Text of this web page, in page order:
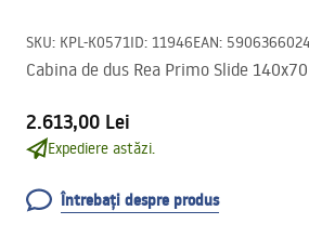
SKU: KPL-K0571ID: 11946EAN:
Cabina de dus Rea Primo Slide
2.613,00 Lei
Expediere astăzi.
Întrebați despre produs